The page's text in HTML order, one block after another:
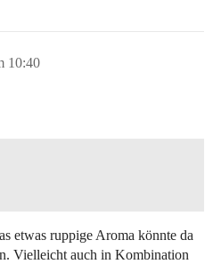
10:40
etwas ruppige Aroma könnte da
Vielleicht auch in Kombination